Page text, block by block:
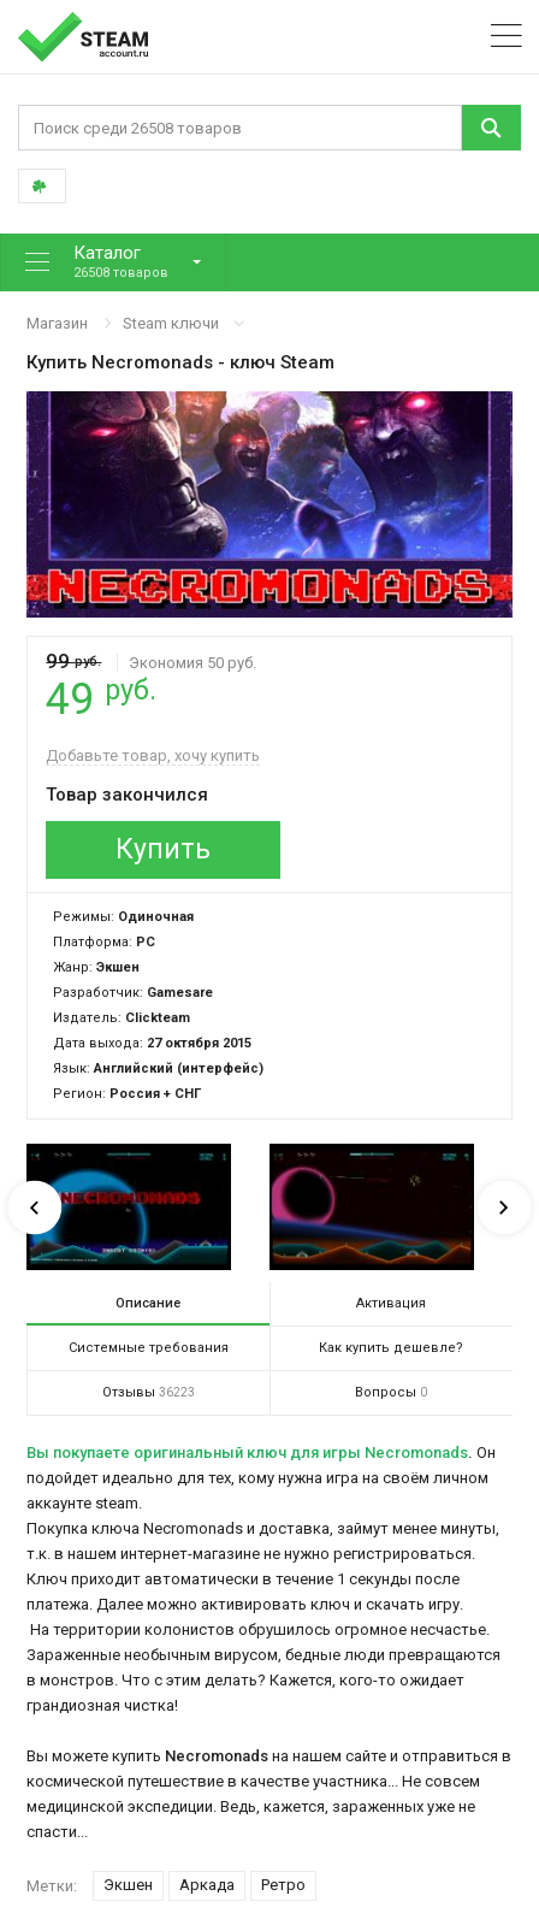
Каталог
26508 товаров
Магазин Steam ключи
Купить Necromonads - ключ Steam
99руб. Экономия 50 руб.
49 руб.
Добавьте товар, хочу купить
Товар закончился
Купить
Режимы: Одиночная
Платформа: PC
Жанр:Экшен
Разработчик: Gamesare
Издатель: Clickteam
Дата выхода: 27 октября 2015
Язык:Английский (интерфейс)
Регион: Россия + СНГ
Описание Активация
Системные требования Как купить дешевле?
Отзывы 36223 Вопросы 0
Вы покупаете оригинальный ключ для игры Necromonads. Он
подойдет идеально для тех, кому нужна игра на своём личном
аккаунте steam.
Покупка ключа Necromonads и доставка, займут менее минуты,
т.к. в нашем интернет-магазине не нужно регистрироваться.
Ключ приходит автоматически в течение 1 секунды после
платежа. Далее можно активировать ключ и скачать игру.
На территории колонистов обрушилось огромное несчастье.
Зараженные необычным вирусом, бедные люди превращаются
в монстров. Что с этим делать? Кажется, кого-то ожидает
грандиозная чистка!
Вы можете купить Necromonads на нашем сайте и отправиться в
космической путешествие в качестве участника... Не совсем
медицинской экспедиции. Ведь, кажется, зараженных уже не
спасти...
Метки: Экшен Аркада Ретро